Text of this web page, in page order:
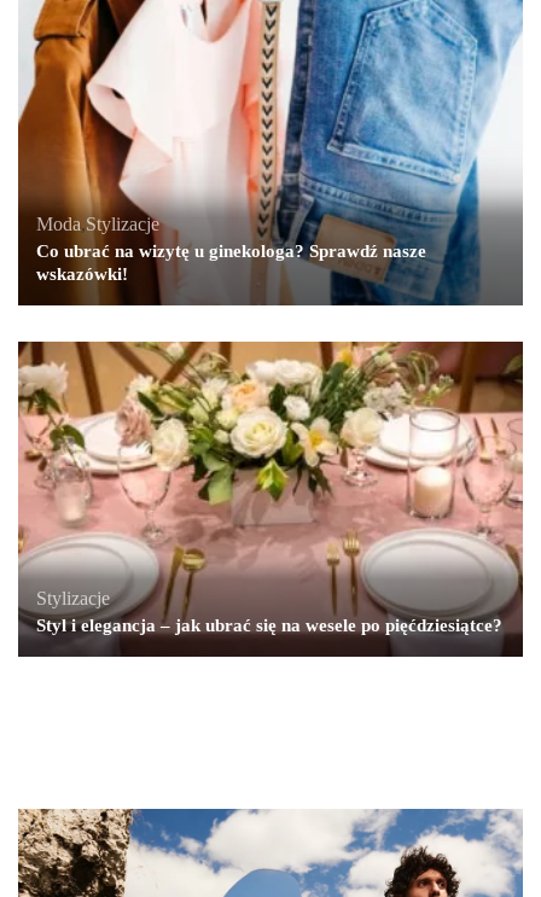
Moda,Stylizacje
Co ubrać na wizytę u ginekologa? Sprawdź nasze
wskazówki!
Stylizacje
Styl i elegancja – jak ubrać się na wesele po pięćdziesiątce?